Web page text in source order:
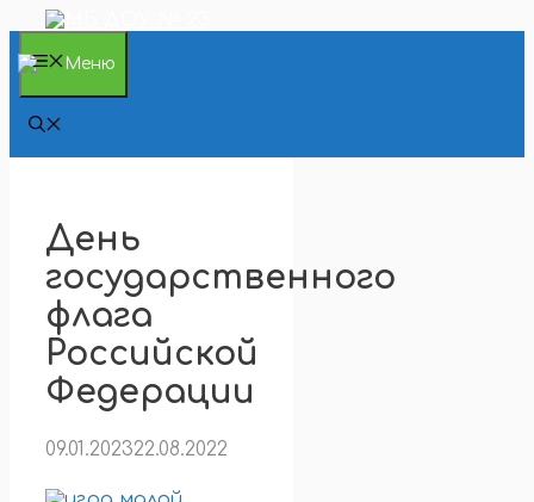
Перейти
содержимому
Меню
День
государственного
флага
Российской
Федерации
09.01.202322.08.2022